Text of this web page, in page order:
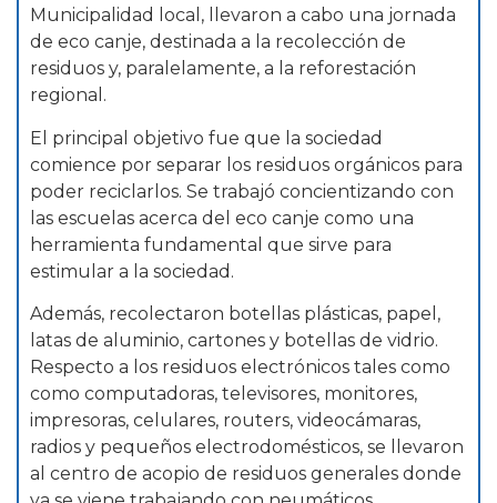
Municipalidad local, llevaron a cabo una jornada
de eco canje, destinada a la recolección de
residuos y, paralelamente, a la reforestación
regional.
El principal objetivo fue que la sociedad
comience por separar los residuos orgánicos para
poder reciclarlos. Se trabajó concientizando con
las escuelas acerca del eco canje como una
herramienta fundamental que sirve para
estimular a la sociedad.
Además, recolectaron botellas plásticas, papel,
latas de aluminio, cartones y botellas de vidrio.
Respecto a los residuos electrónicos tales como
como computadoras, televisores, monitores,
impresoras, celulares, routers, videocámaras,
radios y pequeños electrodomésticos, se llevaron
al centro de acopio de residuos generales donde